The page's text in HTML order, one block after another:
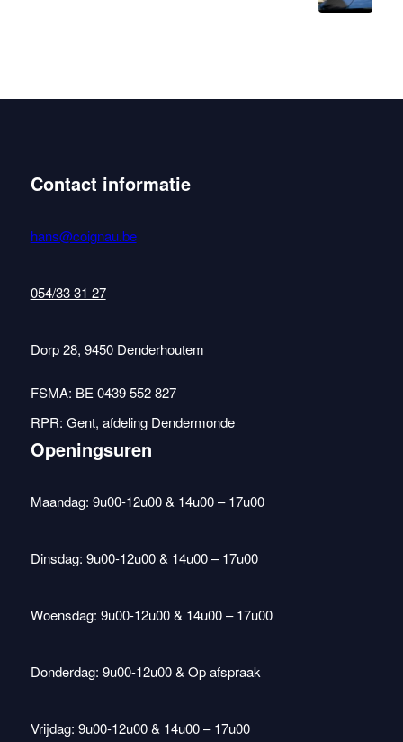
Contact informatie
hans@coignau.be
054/33 31 27
Dorp 28, 9450 Denderhoutem
FSMA: BE 0439 552 827
RPR: Gent, afdeling Dendermonde
Openingsuren
Maandag: 9u00-12u00 & 14u00 – 17u00
Dinsdag: 9u00-12u00 & 14u00 – 17u00
Woensdag: 9u00-12u00 & 14u00 – 17u00
Donderdag: 9u00-12u00 & Op afspraak
Vrijdag: 9u00-12u00 & 14u00 – 17u00